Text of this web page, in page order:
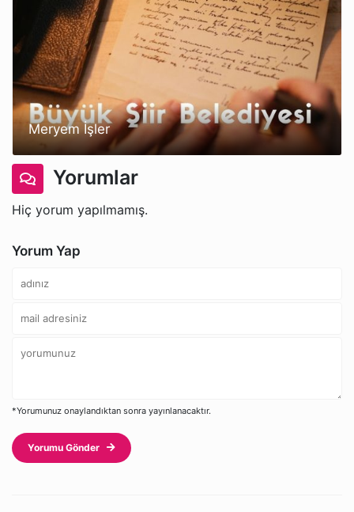
Meryem İşler
Yorumlar
Hiç yorum yapılmamış.
Yorum Yap
*Yorumunuz onaylandıktan sonra yayınlanacaktır.
Yorumu Gönder